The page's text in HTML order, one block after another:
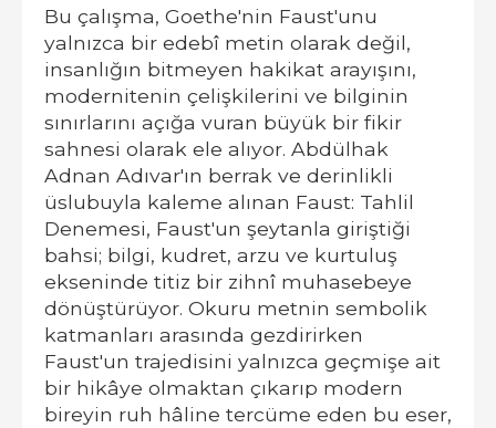
Bu çalışma, Goethe'nin Faust'unu
yalnızca bir edebî metin olarak değil,
insanlığın bitmeyen hakikat arayışını,
modernitenin çelişkilerini ve bilginin
sınırlarını açığa vuran büyük bir fikir
sahnesi olarak ele alıyor. Abdülhak
Adnan Adıvar'ın berrak ve derinlikli
üslubuyla kaleme alınan Faust: Tahlil
Denemesi, Faust'un şeytanla giriştiği
bahsi; bilgi, kudret, arzu ve kurtuluş
ekseninde titiz bir zihnî muhasebeye
dönüştürüyor. Okuru metnin sembolik
katmanları arasında gezdirirken
Faust'un trajedisini yalnızca geçmişe ait
bir hikâye olmaktan çıkarıp modern
bireyin ruh hâline tercüme eden bu eser,